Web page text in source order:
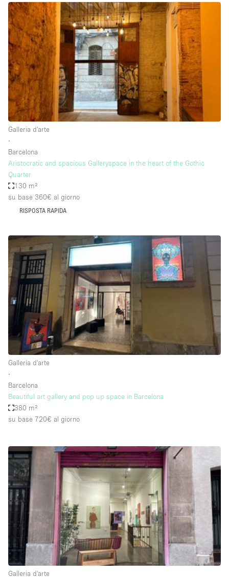
Spazio per Eventi
Spazio pubblicitario
Spazio unico
Stand / Bancarella
Stand / Chiosco / Stand
Studio fotografico / riprese
Terrazzo
Uffici
Dotazioni dello spazio
Accesso per disabili
Animals Friendly
Aria condizionata
Arredamento
Ascensore
Attaccapanni
Attrezzature da ufficio
Bagni
Bagno
Banconi
Bar
Camere Multiple
Concierge
Elettricità
Esposizione di Automobili
Giardino
Illuminazione
Impianto audiovisivo
Galleria d'arte
∙
Barcelona
Aristocratic and spacious Galleryspace in the heart of the Gothic
Quarter
130 m²
su base 360€ al giorno
RISPOSTA RAPIDA
Galleria d'arte
∙
Barcelona
Beautiful art gallery and pop up space in Barcelona
380 m²
su base 720€ al giorno
Galleria d'arte